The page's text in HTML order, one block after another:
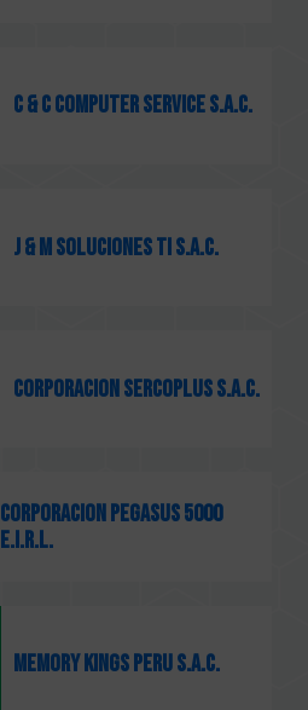
C & C COMPUTER SERVICE S.A.C.
J & M SOLUCIONES TI S.A.C.
CORPORACION SERCOPLUS S.A.C.
CORPORACION PEGASUS 5000
E.I.R.L.
MEMORY KINGS PERU S.A.C.